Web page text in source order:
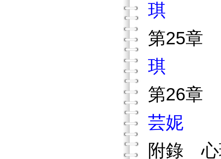
琪
第25章
琪
第26章
芸妮
附錄 心